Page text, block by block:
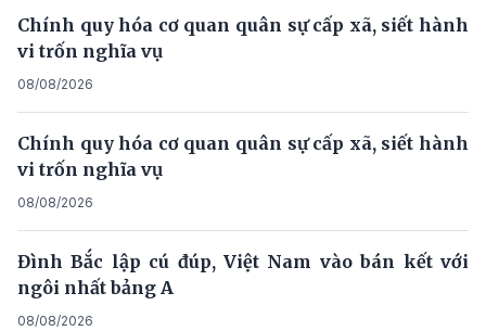
Chính quy hóa cơ quan quân sự cấp xã, siết hành
vi trốn nghĩa vụ
08/08/2026
Chính quy hóa cơ quan quân sự cấp xã, siết hành
vi trốn nghĩa vụ
08/08/2026
Đình Bắc lập cú đúp, Việt Nam vào bán kết với
ngôi nhất bảng A
08/08/2026